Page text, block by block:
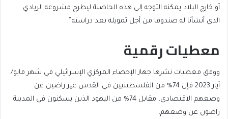
أو خارج البلاد يمكنه التوجه إلى هذه الحاضنة ليطرح مشروعه الريادي
الذي أنشأنا له صندوقا من أجل تمويله بعد دراسته”.
معطيات رقمية
ووفق معطيات نشرها جهاز الإحصاء المركزي الإسرائيلي في شهر مايو/
أيار 2023 فإن 74% من الفلسطينيين في القدس غير راضين عن
وضعهم الاقتصادي، مقابل 74% من اليهود الذين يسكنون في المدينة
راضون عن وضعهم.